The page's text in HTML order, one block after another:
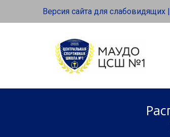
Версия сайта для слабовидящих |